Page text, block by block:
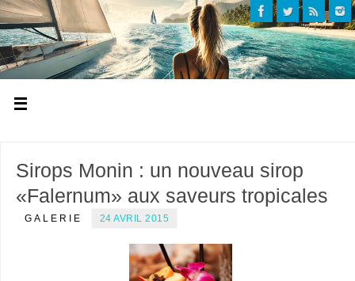
Sirops Monin : un nouveau sirop
«Falernum» aux saveurs tropicales
GALERIE 24 AVRIL 2015